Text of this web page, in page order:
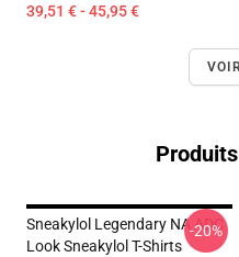
39,51 € - 45,95 €
Sneakylol Legendary NA ADC
Look Sneakylol T-Shirts
-20%